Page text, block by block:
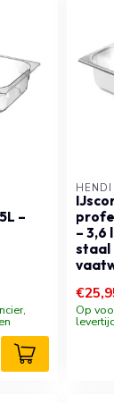
–
HENDI
– 3,6
staal
Op